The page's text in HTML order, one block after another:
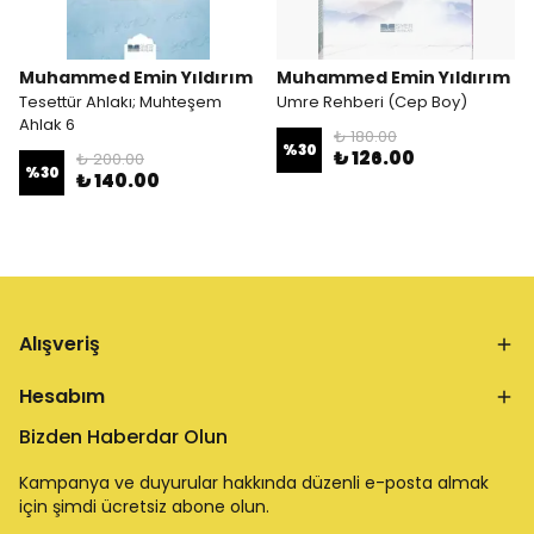
Muhammed Emin Yıldırım
Tesettür Ahlakı; Muhteşem
Ahlak 6
%30
₺ 200.00
₺ 140.00
Muhammed Emin Yıldırım
Umre Rehberi (Cep Boy)
%30
₺ 180.00
₺ 126.00
Alışveriş
Hesabım
Bizden Haberdar Olun
Kampanya ve duyurular hakkında düzenli e-posta almak
için şimdi ücretsiz abone olun.